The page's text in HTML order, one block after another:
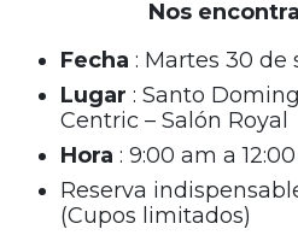
Nos
Fecha : Martes 30 de
Lugar : Santo
Centric – Salón Royal
Hora : 9:00 am a
Reserva
(Cupos limitados)